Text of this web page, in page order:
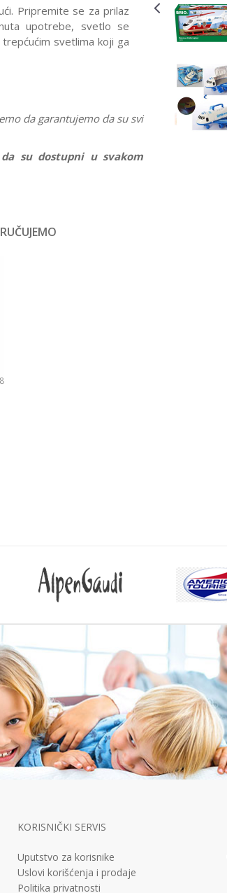
Pripremite se za prilaz
upotrebe, svetlo se
svetlima koji ga
da garantujemo da su svi
su dostupni u svakom
YG085844
KORISNIČKI SERVIS
Uputstvo za korisnike
Uslovi korišćenja i prodaje
Politika privatnosti